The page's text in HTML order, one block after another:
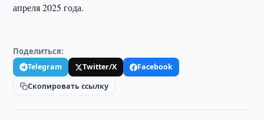
апреля 2025 года.
Поделиться:
Telegram Twitter/X
Facebook
Скопировать ссылку